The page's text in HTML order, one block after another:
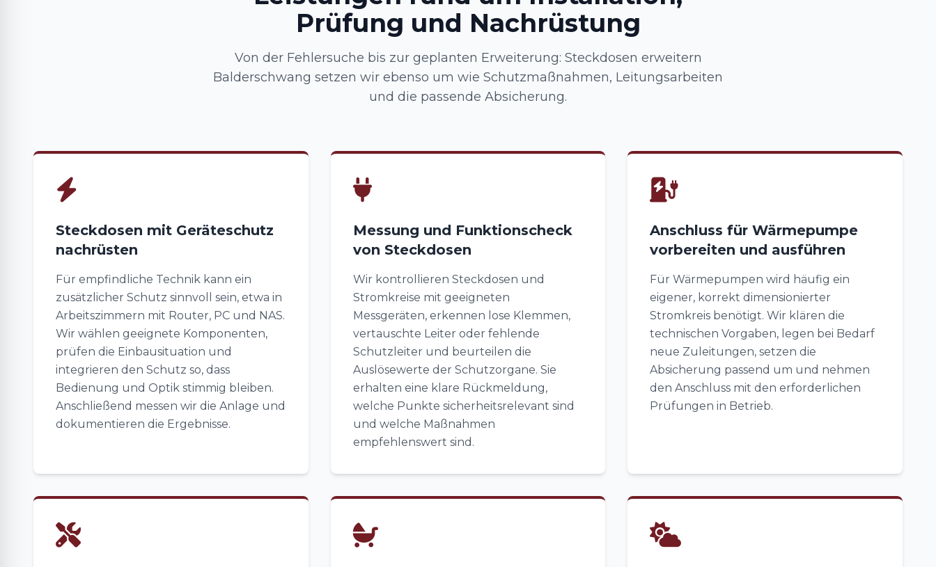
Prüfung und Nachrüstung
Von der Fehlersuche bis zur geplanten Erweiterung: Steckdosen erweitern
Balderschwang setzen wir ebenso um wie Schutzmaßnahmen, Leitungsarbeiten
und die passende Absicherung.
Steckdosen mit Geräteschutz
nachrüsten
Für empfindliche Technik kann ein
zusätzlicher Schutz sinnvoll sein, etwa in
Arbeitszimmern mit Router, PC und NAS.
Wir wählen geeignete Komponenten,
prüfen die Einbausituation und
integrieren den Schutz so, dass
Bedienung und Optik stimmig bleiben.
Anschließend messen wir die Anlage und
dokumentieren die Ergebnisse.
Messung und Funktionscheck
von Steckdosen
Wir kontrollieren Steckdosen und
Stromkreise mit geeigneten
Messgeräten, erkennen lose Klemmen,
vertauschte Leiter oder fehlende
Schutzleiter und beurteilen die
Auslösewerte der Schutzorgane. Sie
erhalten eine klare Rückmeldung,
welche Punkte sicherheitsrelevant sind
und welche Maßnahmen
empfehlenswert sind.
Anschluss für Wärmepumpe
vorbereiten und ausführen
Für Wärmepumpen wird häufig ein
eigener, korrekt dimensionierter
Stromkreis benötigt. Wir klären die
technischen Vorgaben, legen bei Bedarf
neue Zuleitungen, setzen die
Absicherung passend um und nehmen
den Anschluss mit den erforderlichen
Prüfungen in Betrieb.